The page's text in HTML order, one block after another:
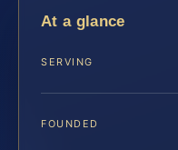
At a glance
SERVING
FOUNDED